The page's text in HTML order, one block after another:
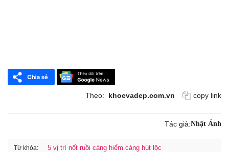
Theo: khoevadep.com.vn copy link
Tác giả:Nhật Ánh
Từ khóa:
5 vị trí nốt ruồi càng hiểm càng hút lộc